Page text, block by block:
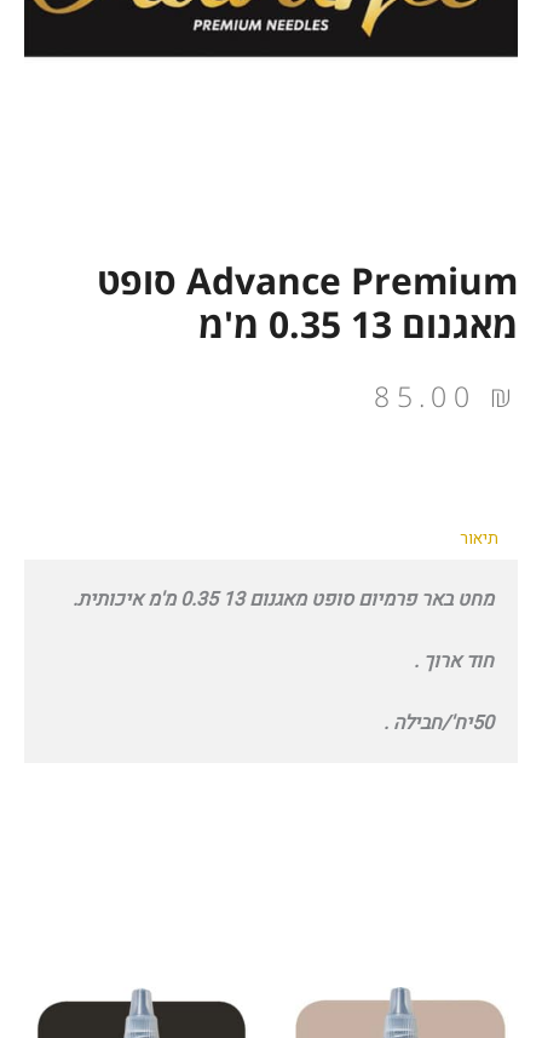
Advance Premium סופט
מאגנום 13 0.35 מ'מ
85.00 ₪
תיאור
מחט באר פרמיום סופט מאגנום 13 0.35 מ'מ איכותית.
חוד ארוך .
50יח'/חבילה .